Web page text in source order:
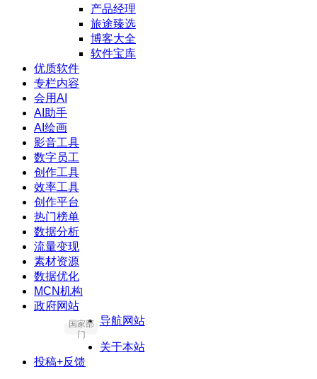
产品经理
旅途臻选
博客大全
软件宝库
优质软件
专栏内容
会用AI
AI助手
AI绘画
影音工具
数字员工
创作工具
效率工具
创作平台
热门榜单
数据分析
流量变现
素材资源
数据优化
MCN机构
政府网站
国家部
门
导航网站
关于本站
投稿+反馈